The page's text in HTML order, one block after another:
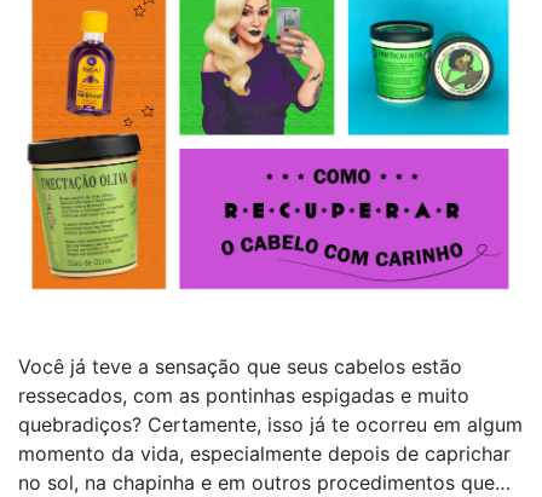
Você já teve a sensação que seus cabelos estão
ressecados, com as pontinhas espigadas e muito
quebradiços? Certamente, isso já te ocorreu em algum
momento da vida, especialmente depois de caprichar
no sol, na chapinha e em outros procedimentos que…